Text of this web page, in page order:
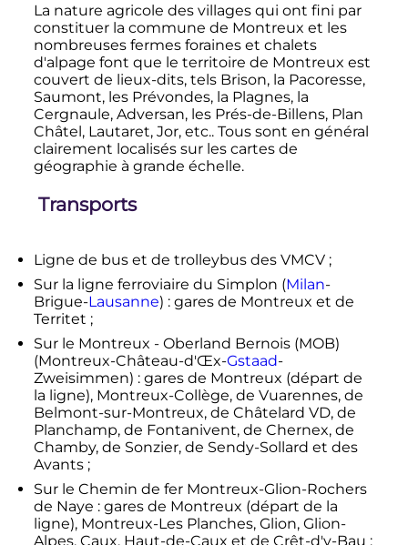
La nature agricole des villages qui ont fini par
constituer la commune de Montreux et les
nombreuses fermes foraines et chalets
d'alpage font que le territoire de Montreux est
couvert de lieux-dits, tels Brison, la Pacoresse,
Saumont, les Prévondes, la Plagnes, la
Cergnaule, Adversan, les Prés-de-Billens, Plan
Châtel, Lautaret, Jor, etc.. Tous sont en général
clairement localisés sur les cartes de
géographie à grande échelle.
Transports
Ligne de bus et de trolleybus des VMCV ;
Sur la ligne ferroviaire du Simplon (Milan-
Brigue-Lausanne) : gares de Montreux et de
Territet ;
Sur le Montreux - Oberland Bernois (MOB)
(Montreux-Château-d'Œx-Gstaad-
Zweisimmen) : gares de Montreux (départ de
la ligne), Montreux-Collège, de Vuarennes, de
Belmont-sur-Montreux, de Châtelard VD, de
Planchamp, de Fontanivent, de Chernex, de
Chamby, de Sonzier, de Sendy-Sollard et des
Avants ;
Sur le Chemin de fer Montreux-Glion-Rochers
de Naye : gares de Montreux (départ de la
ligne), Montreux-Les Planches, Glion, Glion-
Alpes, Caux, Haut-de-Caux et de Crêt-d'y-Bau ;